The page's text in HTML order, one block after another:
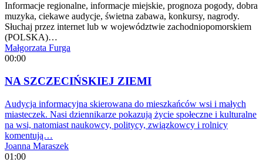
Informacje regionalne, informacje miejskie, prognoza pogody, dobra
muzyka, ciekawe audycje, świetna zabawa, konkursy, nagrody.
Słuchaj przez internet lub w województwie zachodniopomorskiem
(POLSKA)…
Małgorzata Furga
00:00
NA SZCZECIŃSKIEJ ZIEMI
Audycja informacyjna skierowana do mieszkańców wsi i małych
miasteczek. Nasi dziennikarze pokazują życie społeczne i kulturalne
na wsi, natomiast naukowcy, politycy, związkowcy i rolnicy
komentują…
Joanna Maraszek
01:00